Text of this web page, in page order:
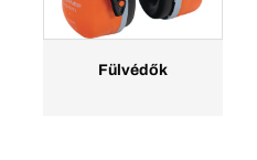
Fülvédők